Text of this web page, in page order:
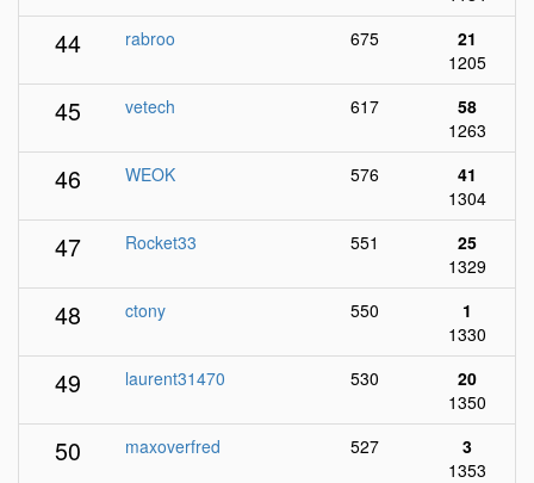
44 rabroo 675
21
1205
45 vetech 617
58
1263
46 WEOK 576
41
1304
47 Rocket33 551
25
1329
48 ctony 550
1
1330
49 laurent31470 530
20
1350
50 maxoverfred 527
3
1353